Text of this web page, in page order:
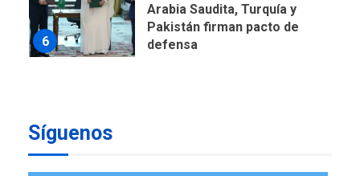
6
Arabia Saudita, Turquía y
Pakistán firman pacto de
defensa
7
Síguenos